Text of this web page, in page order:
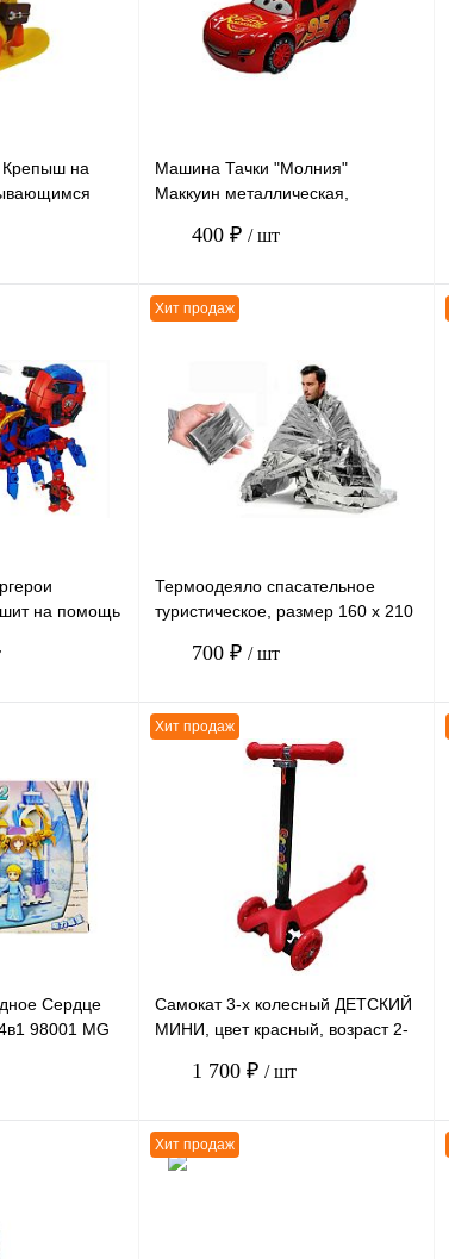
наличии
В избранное
наличии
Крепыш на
наличии
Машина Тачки "Молния"
Маккуин металлическая,
размер 12 х 6 см
400 ₽ / шт
В избранное
наличии
на помощь
наличии
Хит продаж
Термоодеяло спасательное
туристическое, размер 160 х 210
700 ₽ / шт
В корзину
наличии
Сердце
98001 MG
Хит продаж
Самокат 3-х колесный ДЕТСКИЙ
МИНИ, цвет красный, возраст 2-
1 700 ₽ / шт
Хит продаж